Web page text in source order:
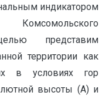
индикатором
представим
территории как
в условиях гор
высоты (А) и